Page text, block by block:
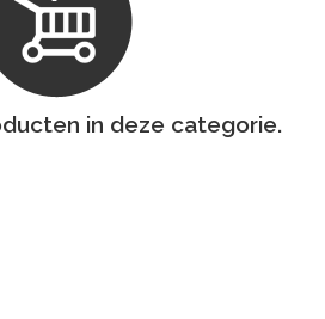
in deze categorie.